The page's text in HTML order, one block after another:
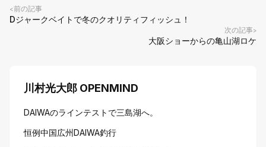
<前の記事
Dジャークベイトで冬のクオリティフィッシュ！
次の記事>
大阪ショーからの亀山湖ロケ
川村光大郎 OPENMIND
DAIWAのラインテストで三島湖へ。
恒例中国広州DAIWA釣行